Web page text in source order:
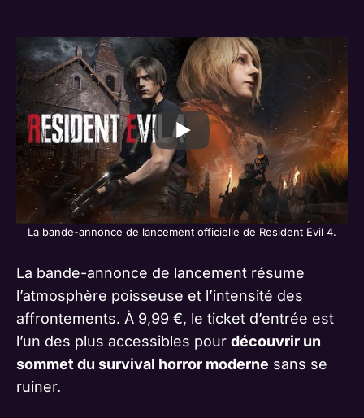
La bande-annonce de lancement officielle de Resident Evil 4.
La bande-annonce de lancement résume
l’atmosphère poisseuse et l’intensité des
affrontements. À 9,99 €, le ticket d’entrée est
l’un des plus accessibles pour découvrir un
sommet du survival horror moderne sans se
ruiner.